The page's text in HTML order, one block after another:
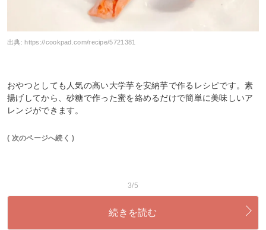
出典:https://cookpad.com/recipe/5721381
おやつとしても人気の高い大学芋を安納芋で作るレシピです。素
揚げしてから、砂糖で作った蜜を絡めるだけで簡単に美味しいア
レンジができます。
( 次のページへ続く )
3/5
続きを読む